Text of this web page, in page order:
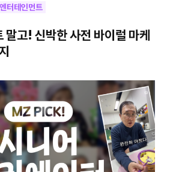
엔터테인먼트
말고! 신박한 사전 바이럴 마케